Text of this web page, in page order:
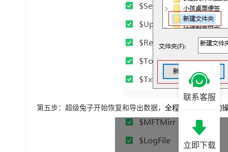
第五步：超级兔子开始恢复和导出数据， 全程无需任何手动
联系客服
立即下载